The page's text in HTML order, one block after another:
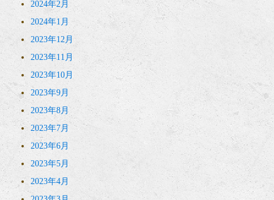
2024年2月
2024年1月
2023年12月
2023年11月
2023年10月
2023年9月
2023年8月
2023年7月
2023年6月
2023年5月
2023年4月